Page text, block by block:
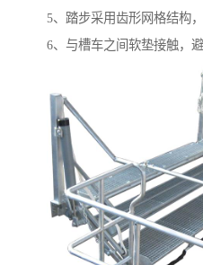
5、踏步采用齿形网格结构
6、与槽车之间软垫接触，